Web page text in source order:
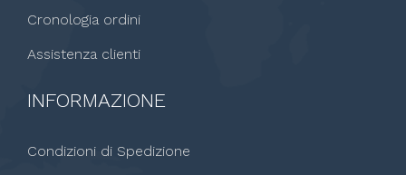
Cronologia ordini
Assistenza clienti
INFORMAZIONE
Condizioni di Spedizione